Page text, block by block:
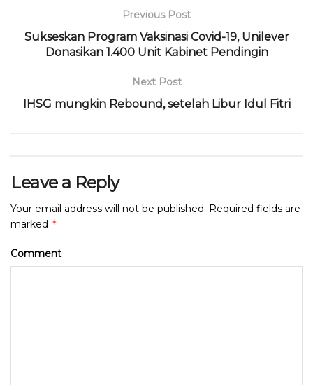
o
o
p
p
ra
m
d
s
Previous Post
Sukseskan Program Vaksinasi Covid-19, Unilever
Donasikan 1.400 Unit Kabinet Pendingin
Next Post
IHSG mungkin Rebound, setelah Libur Idul Fitri
Leave a Reply
Your email address will not be published. Required fields are
marked *
Comment